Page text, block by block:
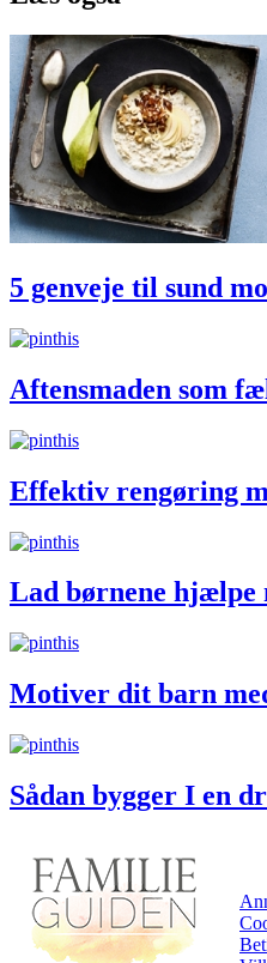
5 genveje til sund
Aftensmaden som
Effektiv rengøring
Lad børnene hjælpe
Motiver dit barn
Sådan bygger I en